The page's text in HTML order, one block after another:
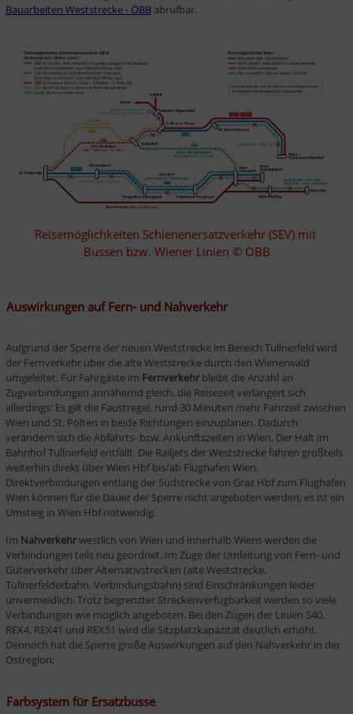
Bauarbeiten Weststrecke - ÖBB abrufbar.
Reisemöglichkeiten Schienenersatzverkehr (SEV) mit
Bussen bzw. Wiener Linien © ÖBB
Auswirkungen auf Fern- und Nahverkehr
Aufgrund der Sperre der neuen Weststrecke im Bereich Tullnerfeld wird
der Fernverkehr über die alte Weststrecke durch den Wienerwald
umgeleitet. Für Fahrgäste im Fernverkehr bleibt die Anzahl an
Zugverbindungen annähernd gleich, die Reisezeit verlängert sich
allerdings: Es gilt die Faustregel, rund 30 Minuten mehr Fahrzeit zwischen
Wien und St. Pölten in beide Richtungen einzuplanen. Dadurch
verändern sich die Abfahrts- bzw. Ankunftszeiten in Wien. Der Halt im
Bahnhof Tullnerfeld entfällt. Die Railjets der Weststrecke fahren großteils
weiterhin direkt über Wien Hbf bis/ab Flughafen Wien.
Direktverbindungen entlang der Südstrecke von Graz Hbf zum Flughafen
Wien können für die Dauer der Sperre nicht angeboten werden; es ist ein
Umstieg in Wien Hbf notwendig.
Im Nahverkehr westlich von Wien und innerhalb Wiens werden die
Verbindungen teils neu geordnet. Im Zuge der Umleitung von Fern- und
Güterverkehr über Alternativstrecken (alte Weststrecke,
Tullnerfelderbahn, Verbindungsbahn) sind Einschränkungen leider
unvermeidlich. Trotz begrenzter Streckenverfügbarkeit werden so viele
Verbindungen wie möglich angeboten. Bei den Zügen der Linien S40,
REX4, REX41 und REX51 wird die Sitzplatzkapazität deutlich erhöht.
Dennoch hat die Sperre große Auswirkungen auf den Nahverkehr in der
Ostregion:
Farbsystem für Ersatzbusse